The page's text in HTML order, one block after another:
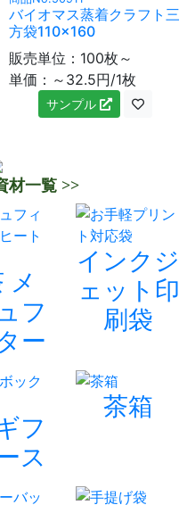
バイオマス蒸着クラフト三
方袋110×160
販売単位：100枚～
単価：～32.5円/1枚
サンプル
材一覧 >>
メ
フ
ー
インクジ
ェット印
刷袋
フ
ス
茶箱